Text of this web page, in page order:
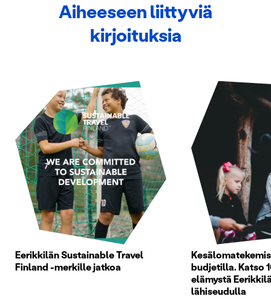
Aiheeseen liittyviä
kirjoituksia
Eerikkilän Sustainable Travel
Finland -merkille jatkoa
budjetilla. Katso
elämystä
lähiseudulla